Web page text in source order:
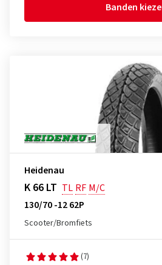
Banden
Heidenau
K 66 LT TL RF M/C
130/70 -12 62P
Scooter/Bromfiets
(7)